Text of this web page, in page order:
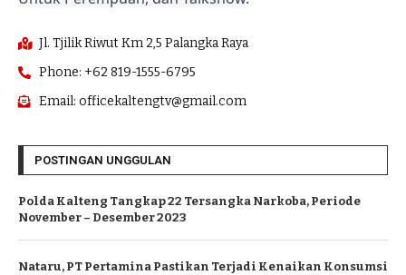
Jl. Tjilik Riwut Km 2,5 Palangka Raya
Phone: +62 819-1555-6795
Email: officekaltengtv@gmail.com
POSTINGAN UNGGULAN
Polda Kalteng Tangkap 22 Tersangka Narkoba, Periode
November – Desember 2023
Nataru, PT Pertamina Pastikan Terjadi Kenaikan Konsumsi